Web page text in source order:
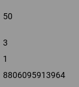
50
3
1
8806095913964